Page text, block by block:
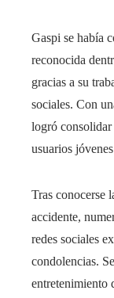
Gaspi se había
reconocida
gracias a su
sociales. Con
logró
usuarios
Tras conocerse
accidente,
redes sociales
condolencias.
entretenimiento